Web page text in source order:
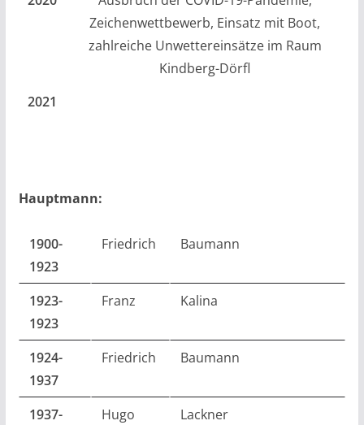
Zeichenwettbewerb, Einsatz mit Boot,
zahlreiche Unwettereinsätze im Raum
Kindberg-Dörfl
2021
Hauptmann:
1900-
1923
Friedrich Baumann
1923-
1923
Franz Kalina
1924-
1937
Friedrich Baumann
1937-
Hugo Lackner